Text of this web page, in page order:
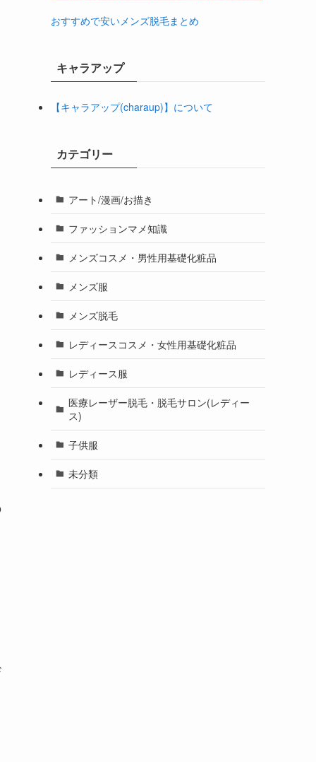
おすすめで安いメンズ脱毛まとめ
キャラアップ
【キャラアップ(charaup)】について
カテゴリー
アート/漫画/お描き
ファッションマメ知識
メンズコスメ・男性用基礎化粧品
メンズ服
メンズ脱毛
レディースコスメ・女性用基礎化粧品
レディース服
医療レーザー脱毛・脱毛サロン(レディー
ス)
子供服
未分類